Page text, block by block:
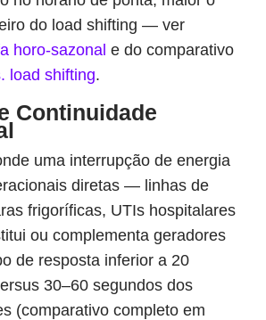
do load shifting — ver
horo-sazonal e do comparativo
load shifting.
Continuidade
uma interrupção de energia
diretas — linhas de
frigoríficas, UTIs hospitalares
ou complementa geradores
de resposta inferior a 20
30–60 segundos dos
(comparativo completo em